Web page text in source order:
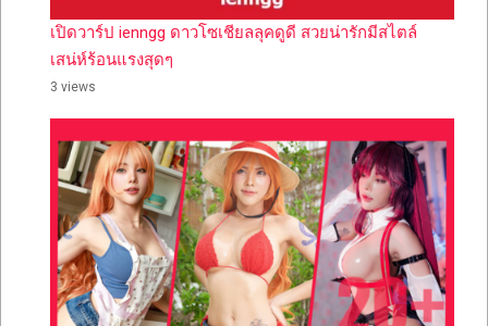
เปิดวาร์ป ienngg ดาวโซเชียลลุคดูดี สวยน่ารักมีสไตล์
เสน่ห์ร้อนแรงสุดๆ
3 views